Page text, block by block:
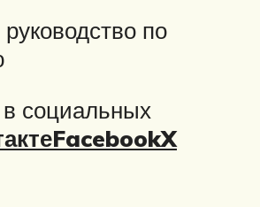
по
социальных
FacebookX